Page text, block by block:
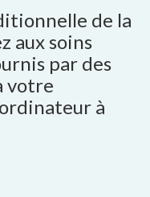
de la
aux soins
par des
votre
à